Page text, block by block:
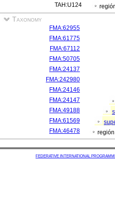
TAH:U124
Taxonomy
FMA:62955
FMA:61775
FMA:67112
FMA:50705
FMA:24137
FMA:242980
FMA:24146
FMA:24147
FMA:49188
FMA:61569
FMA:46478
región
FEDERATIVE INTERNATIONAL